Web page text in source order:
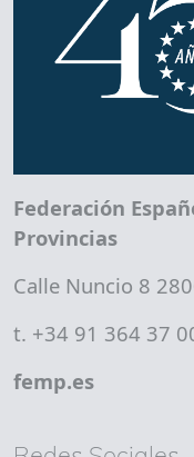
Federación
Provincias
Calle Nuncio 8
t. +34 91 364 37
femp.es